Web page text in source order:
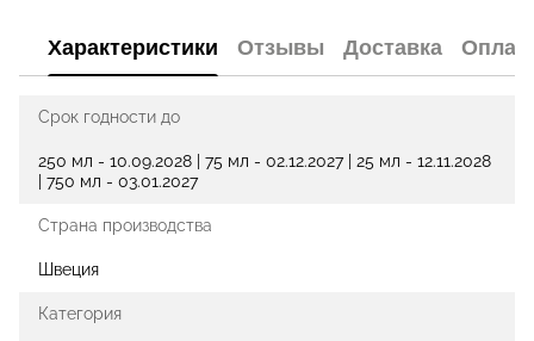
Характеристики Отзывы Доставка
Срок годности до
250 мл - 10.09.2028 | 75 мл - 02.12.2027 | 25 мл - 12.11.2028
| 750 мл - 03.01.2027
Страна производства
Швеция
Категория